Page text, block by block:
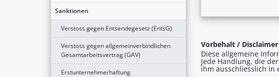
Sanktionen
Verstoss gegen Entsendegesetz (EntsG)
Verstoss gegen allgemeinverbindlichen
Gesamtarbeitsvertrag (GAV)
Erstunternehmerhaftung
Vorbehalt / Disclaimer
Diese allgemeine
Jede Handlung, die
ihm ausschliesslich in